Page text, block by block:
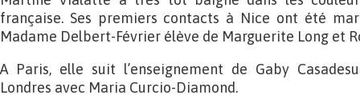
française. Ses premiers contacts à Nice ont été
Madame Delbert-Février élève de Marguerite Long et
A Paris, elle suit l’enseignement de Gaby
Londres avec Maria Curcio-Diamond.